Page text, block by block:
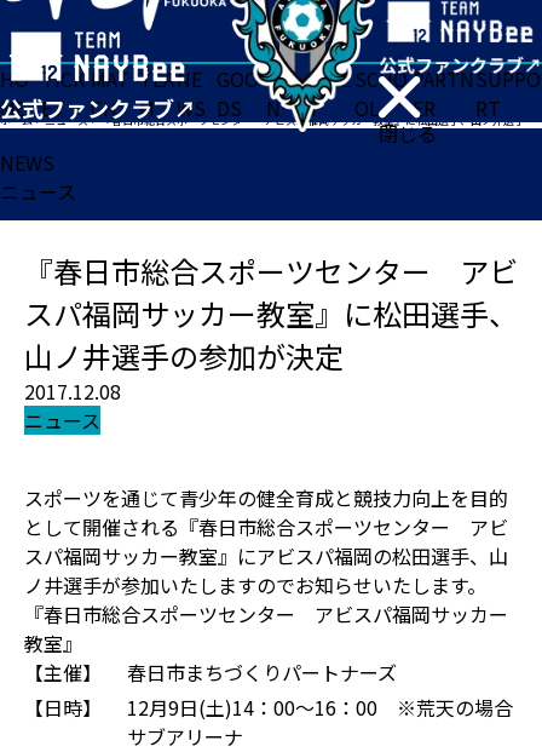
閉じる
HO
ME
TICK
ET
MAT
CH
TEA
M
NE
WS
GOO
DS
FA
N
ACADE
MY
SCHO
OL
PARTN
ER
SUPPO
RT
ホーム>ニュース>『春日市総合スポーツセンター アビスパ福岡サッカー教室』に松田選手、山ノ井選手の参加が決定
NEWS
ニュース
『春日市総合スポーツセンター アビ
スパ福岡サッカー教室』に松田選手、
山ノ井選手の参加が決定
2017.12.08
ニュース
スポーツを通じて青少年の健全育成と競技力向上を目的
として開催される『春日市総合スポーツセンター アビ
スパ福岡サッカー教室』にアビスパ福岡の松田選手、山
ノ井選手が参加いたしますのでお知らせいたします。
『春日市総合スポーツセンター アビスパ福岡サッカー
教室』
【主催】
春日市まちづくりパートナーズ
【日時】
12月9日(土)14：00～16：00 ※荒天の場合
サブアリーナ